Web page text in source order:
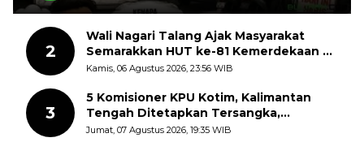
2
Wali Nagari Talang Ajak Masyarakat
Semarakkan HUT ke-81 Kemerdekaan RI
dengan Mengibarkan Bendera Merah
Kamis, 06 Agustus 2026, 23:56 WIB
3
5 Komisioner KPU Kotim, Kalimantan
Tengah Ditetapkan Tersangka,
Kerugian Negara ditaksir 10 Milyard
Jumat, 07 Agustus 2026, 19:35 WIB